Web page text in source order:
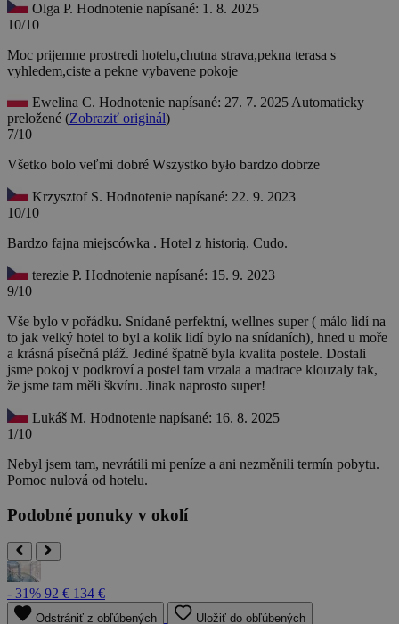
Olga P. Hodnotenie napísané: 1. 8. 2025
10/10
Moc prijemne prostredi hotelu,chutna strava,pekna terasa s
vyhledem,ciste a pekne vybavene pokoje
Ewelina C. Hodnotenie napísané: 27. 7. 2025 Automaticky
preložené (Zobraziť originál)
7/10
Všetko bolo veľmi dobré Wszystko było bardzo dobrze
Krzysztof S. Hodnotenie napísané: 22. 9. 2023
10/10
Bardzo fajna miejscówka . Hotel z historią. Cudo.
terezie P. Hodnotenie napísané: 15. 9. 2023
9/10
Vše bylo v pořádku. Snídaně perfektní, wellnes super ( málo lidí na
to jak velký hotel to byl a kolik lidí bylo na snídaních), hned u moře
a krásná písečná pláž. Jediné špatně byla kvalita postele. Dostali
jsme pokoj v podkroví a postel tam vrzala a madrace klouzaly tak,
že jsme tam měli škvíru. Jinak naprosto super!
Lukáš M. Hodnotenie napísané: 16. 8. 2025
1/10
Nebyl jsem tam, nevrátili mi peníze a ani nezměnili termín pobytu.
Pomoc nulová od hotelu.
Podobné ponuky v okolí
- 31% 92 € 134 €
Odstrániť z obľúbených Uložiť do obľúbených